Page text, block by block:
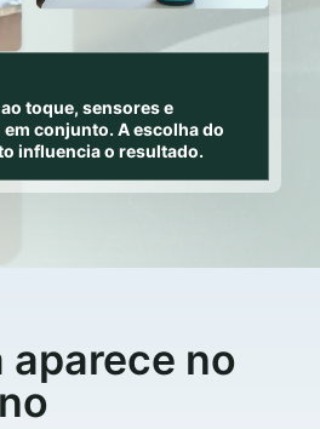
toque, sensores e
conjunto. A escolha do
influencia o resultado.
no